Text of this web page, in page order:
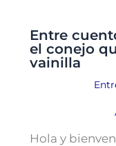
Entre
el conejo
vainilla
Hola y